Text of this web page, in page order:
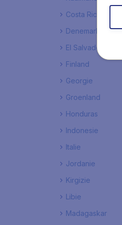
Costa Rica
Denemarken
El Salvador
Finland
Georgie
Groenland
Honduras
Indonesie
Italie
Jordanie
Kirgizie
Libie
Madagaskar